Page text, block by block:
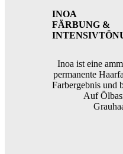
INOA
FÄRBUNG &
Inoa ist eine
permanente
Farbergebnis und
Auf